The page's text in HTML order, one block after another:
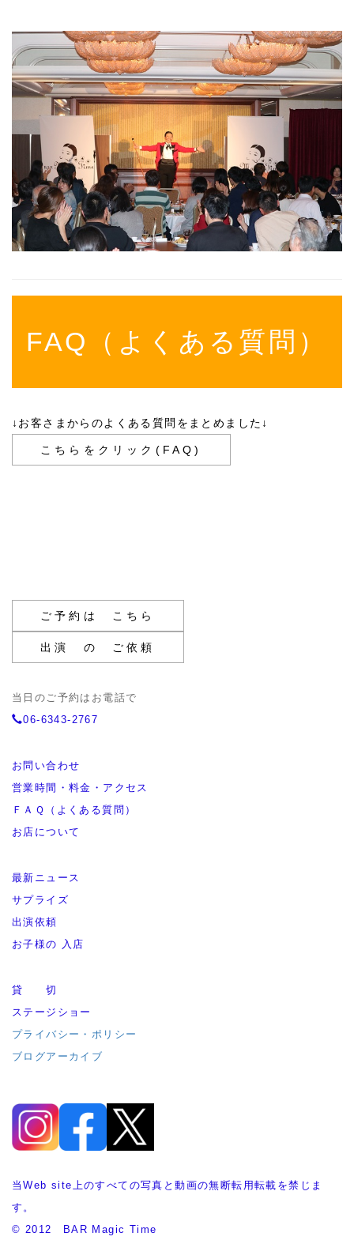
FAQ（よくある質問）
↓お客さまからのよくある質問をまとめました↓
こちらをクリック(FAQ)
ご予約は こちら
出演 の ご依頼
当日のご予約はお電話で
06-6343-2767
お問い合わせ
営業時間・料金・アクセス
ＦＡＱ（よくある質問）
お店について
最新ニュース
サプライズ
出演依頼
お子様の 入店
貸 切
ステージショー
プライバシー・ポリシー
ブログアーカイブ
当Web site上のすべての写真と動画の無断転用転載を禁じま
す。
© 2012 BAR Magic Time